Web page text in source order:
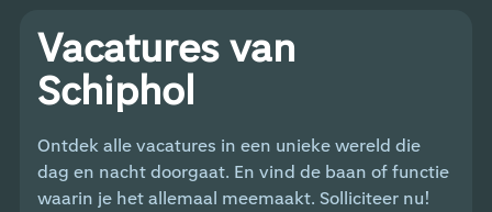
Vacatures van
Schiphol
Ontdek alle vacatures in een unieke wereld die
dag en nacht doorgaat. En vind de baan of functie
waarin je het allemaal meemaakt. Solliciteer nu!